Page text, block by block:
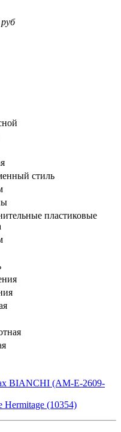
руб
стиль
пластиковые
BIANCHI (AM-E-2609-
Hermitage (10354)